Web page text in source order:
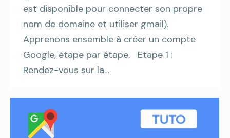
est disponible pour connecter son propre
nom de domaine et utiliser gmail).
Apprenons ensemble à créer un compte
Google, étape par étape. Etape 1 :
Rendez-vous sur la…